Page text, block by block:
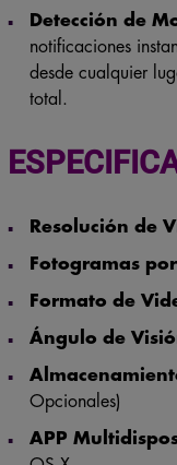
Detección de
notificaciones
desde cualquier
Fotogramas
Ángulo de
Almacenamiento
Opcionales)
APP